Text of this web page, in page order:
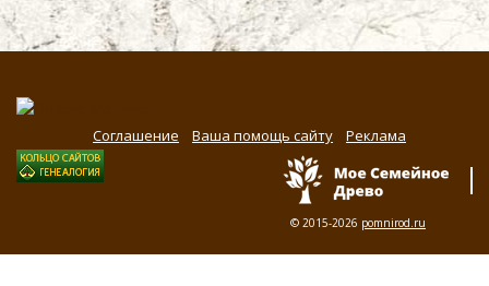
Соглашение Ваша помощь сайту Реклама
© 2015-2026 pomnirod.ru